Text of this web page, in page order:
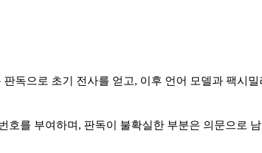
독으로 초기 전사를 얻고, 이후 언어 모델과 팩시
를 부여하며, 판독이 불확실한 부분은 의문으로